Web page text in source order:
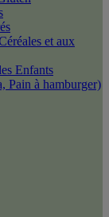
et aux
Enfants
Pain à hamburger)